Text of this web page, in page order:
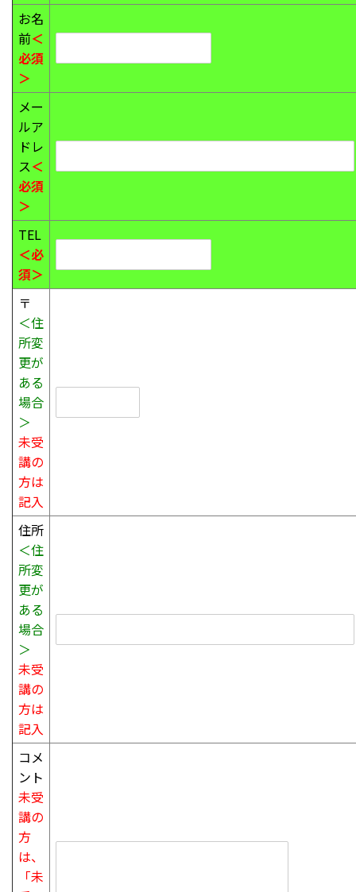
お名
前＜
必須
＞
メー
ルア
ドレ
ス＜
必須
＞
TEL
＜必
須＞
〒
＜住
所変
更が
ある
場合
＞
未受
講の
方は
記入
住所
＜住
所変
更が
ある
場合
＞
未受
講の
方は
記入
コメ
ント
未受
講の
方
は、
「未